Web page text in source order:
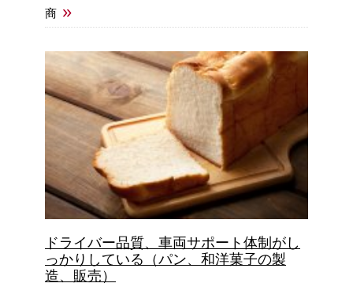
商 »
ドライバー品質、車両サポート体制がし
っかりしている（パン、和洋菓子の製
造、販売）